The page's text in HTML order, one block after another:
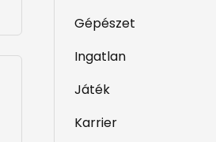
Gépészet
Ingatlan
Játék
Karrier